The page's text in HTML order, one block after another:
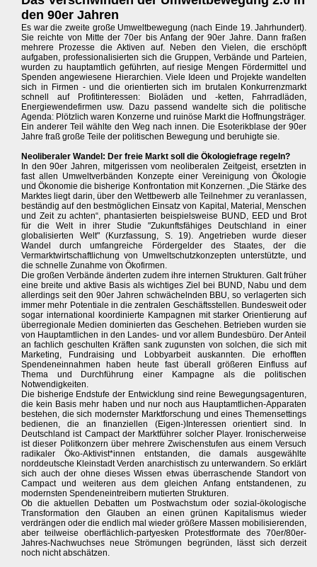
den 90er Jahren
Es war die zweite große Umweltbewegung (nach Einde 19. Jahrhundert).
Sie reichte von Mitte der 70er bis Anfang der 90er Jahre. Dann fraßen
mehrere Prozesse die Aktiven auf. Neben den Vielen, die erschöpft
aufgaben, professionalisierten sich die Gruppen, Verbände und Parteien,
wurden zu hauptamtlich geführten, auf riesige Mengen Fördermittel und
Spenden angewiesene Hierarchien. Viele Ideen und Projekte wandelten
sich in Firmen - und die orientierten sich im brutalen Konkurrenzmarkt
schnell auf Profitinteressen: Bioläden und -ketten, Fahrradläden,
Energiewendefirmen usw. Dazu passend wandelte sich die politische
Agenda: Plötzlich waren Konzerne und ruinöse Markt die Hoffnungsträger.
Ein anderer Teil wählte den Weg nach innen. Die Esoterikblase der 90er
Jahre fraß große Teile der politischen Bewegung und beruhigte sie.
Neoliberaler Wandel: Der freie Markt soll die Ökologiefrage regeln?
In den 90er Jahren, mitgerissen vom neoliberalen Zeitgeist, ersetzten in
fast allen Umweltverbänden Konzepte einer Vereinigung von Ökologie
und Ökonomie die bisherige Konfrontation mit Konzernen. „Die Stärke des
Marktes liegt darin, über den Wettbewerb alle Teilnehmer zu veranlassen,
beständig auf den bestmöglichen Einsatz von Kapital, Material, Menschen
und Zeit zu achten“, phantasierten beispielsweise BUND, EED und Brot
für die Welt in ihrer Studie "Zukunftsfähiges Deutschland in einer
globalisierten Welt" (Kurzfassung, S. 19). Angetrieben wurde dieser
Wandel durch umfangreiche Fördergelder des Staates, der die
Vermarktwirtschaftlichung von Umweltschutzkonzepten unterstützte, und
die schnelle Zunahme von Ökofirmen.
Die großen Verbände änderten zudem ihre internen Strukturen. Galt früher
eine breite und aktive Basis als wichtiges Ziel bei BUND, Nabu und dem
allerdings seit den 90er Jahren schwächelnden BBU, so verlagerten sich
immer mehr Potentiale in die zentralen Geschäftsstellen. Bundesweit oder
sogar international koordinierte Kampagnen mit starker Orientierung auf
überregionale Medien dominierten das Geschehen. Betrieben wurden sie
von Hauptamtlichen in den Landes- und vor allem Bundesbüro. Der Anteil
an fachlich geschulten Kräften sank zugunsten von solchen, die sich mit
Marketing, Fundraising und Lobbyarbeit auskannten. Die erhofften
Spendeneinnahmen haben heute fast überall größeren Einfluss auf
Thema und Durchführung einer Kampagne als die politischen
Notwendigkeiten.
Die bisherige Endstufe der Entwicklung sind reine Bewegungsagenturen,
die kein Basis mehr haben und nur noch aus Hauptamtlichen-Apparaten
bestehen, die sich modernster Marktforschung und eines Themensettings
bedienen, die an finanziellen (Eigen-)Interessen orientiert sind. In
Deutschland ist Campact der Marktführer solcher Player. Ironischerweise
ist dieser Politkonzern über mehrere Zwischenstufen aus einem Versuch
radikaler Öko-Aktivist*innen entstanden, die damals ausgewählte
norddeutsche Kleinstadt Verden anarchistisch zu unterwandern. So erklärt
sich auch der ohne dieses Wissen etwas überraschende Standort von
Campact und weiteren aus dem gleichen Anfang entstandenen, zu
modernsten Spendeneintreibern mutierten Strukturen.
Ob die aktuellen Debatten um Postwachstum oder sozial-ökologische
Transformation den Glauben an einen grünen Kapitalismus wieder
verdrängen oder die endlich mal wieder größere Massen mobilisierenden,
aber teilweise oberflächlich-partyesken Protestformate des 70er/80er-
Jahres-Nachwuchses neue Strömungen begründen, lässt sich derzeit
noch nicht abschätzen.